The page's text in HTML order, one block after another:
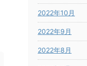
2022年10月
2022年9月
2022年8月